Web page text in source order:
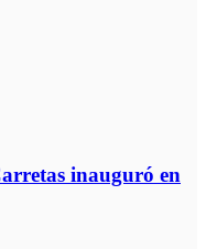
inauguró en